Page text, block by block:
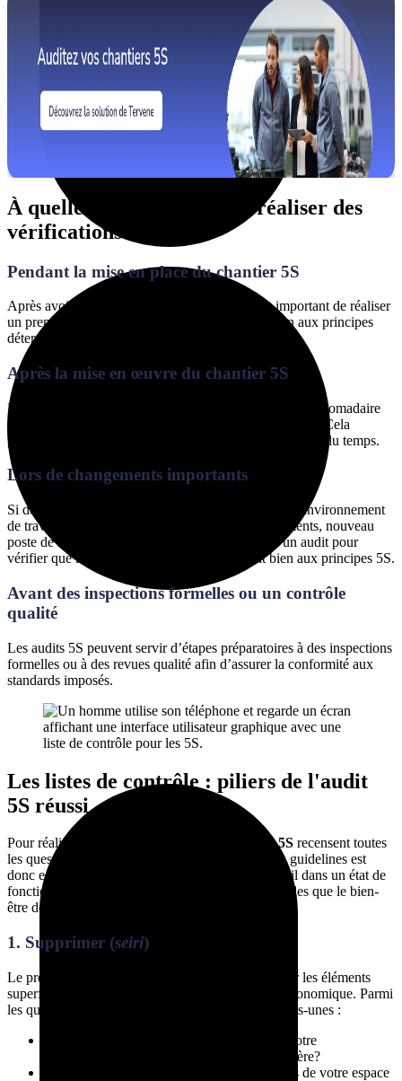
À quelle fréquence doit-on réaliser des
vérifications 5S?
Pendant la mise en place du chantier 5S
Après avoir mis en œuvre un chantier 5S, il est important de réaliser
un premier audit pour évaluer le niveau d’adhésion aux principes
déterminés.
Après la mise en œuvre du chantier 5S
Planifier des audits réguliers sur une base régulière (hebdomadaire
ou mensuelle) permet de maintenir les standards établis. Cela
garantit le respect des pratiques 5S par les équipes au fil du temps.
Lors de changements importants
Si des changements importants sont apportés dans l’environnement
de travail (nouveaux processus, nouveaux équipements, nouveau
poste de travail, etc.), il est nécessaire de réaliser un audit pour
vérifier que les nouvelles pratiques s’intègrent bien aux principes 5S.
Avant des inspections formelles ou un contrôle
qualité
Les audits 5S peuvent servir d’étapes préparatoires à des inspections
formelles ou à des revues qualité afin d’assurer la conformité aux
standards imposés.
Les listes de contrôle : piliers de l'audit
5S réussi
Pour réaliser des audits complets, les checklists 5S recensent toutes
les questions relatives à cette méthode. Suivre ces guidelines est
donc essentiel pour maintenir vos espaces de travail dans un état de
fonctionnement optimal. De même, c’est grâce à elles que le bien-
être de vos employés sera assuré.
1. Supprimer (seiri)
Le premier pilier du chantier 5S consiste à identifier les éléments
superflus et à créer un environnement de travail ergonomique. Parmi
les questions qui peuvent se poser, en voici quelques-unes :
Utilisez-vous tous les outils et machines de votre
de manière régulière?
Avez-vous identifié et retiré les objets inutiles de votre espace